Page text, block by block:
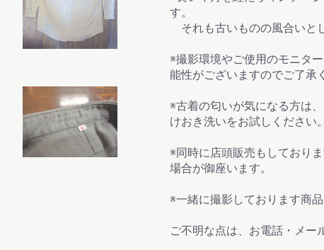
す。
それも古いものの風合いと
※撮影環境やご使用のモニタ
能性がございますのでご了承
※古着の匂いが気になる方は
けおき洗いをお試しください。
※同時に店頭販売もしており
場合が御座います。
※一緒に撮影しております商
ご不明な点は、お電話・メー